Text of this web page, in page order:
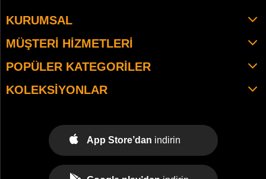
KURUMSAL
MÜŞTERI HIZMETLERI
POPÜLER KATEGORILER
KOLEKSIYONLAR
App Store’dan indirin